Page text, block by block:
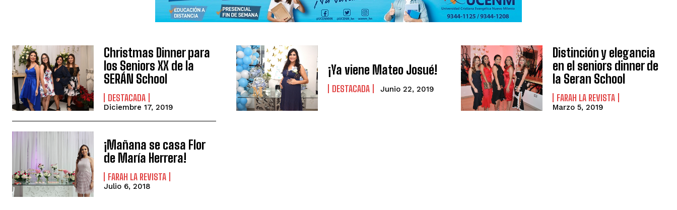
Christmas Dinner para
los Seniors XX de la
SERÁN School
DESTACADA
Diciembre 17, 2019
¡Ya viene Mateo Josué!
DESTACADA Junio 22, 2019
Distinción y elegancia
en el seniors dinner de
la Seran School
FARAH LA REVISTA
Marzo 5, 2019
¡Mañana se casa Flor
de María Herrera!
FARAH LA REVISTA
Julio 6, 2018